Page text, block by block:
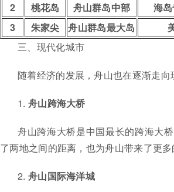
2
桃花岛 舟山群岛中部
海
3
朱家尖 舟山群岛最大岛
三、现代化城市
随着经济的发展，舟山也在逐渐走
1. 舟山跨海大桥
舟山跨海大桥是中国最长的跨海大
了两地之间的距离，也为舟山带来了更多
2. 舟山国际海洋城